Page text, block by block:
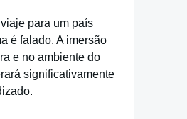
para um país
é falado. A imersão
e no ambiente do
significativamente